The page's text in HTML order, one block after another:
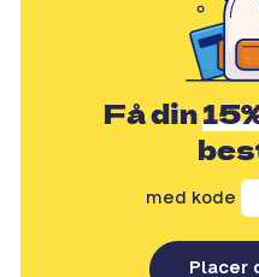
Få din
med kode
Placer